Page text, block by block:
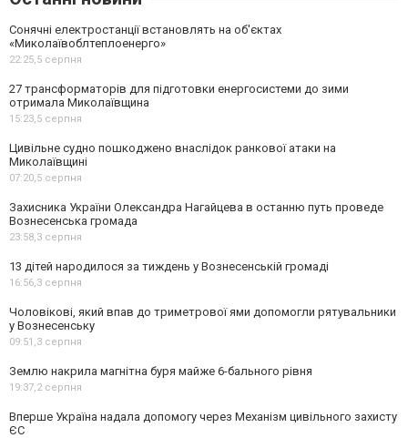
Сонячні електростанції встановлять на об'єктах
«Миколаївоблтеплоенерго»
22:25, 5 серпня
27 трансформаторів для підготовки енергосистеми до зими
отримала Миколаївщина
15:23, 5 серпня
Цивільне судно пошкоджено внаслідок ранкової атаки на
Миколаївщині
07:20, 5 серпня
Захисника України Олександра Нагайцева в останню путь проведе
Вознесенська громада
23:58, 3 серпня
13 дітей народилося за тиждень у Вознесенській громаді
16:56, 3 серпня
Чоловікові, який впав до триметрової ями допомогли рятувальники
у Вознесенську
09:51, 3 серпня
Землю накрила магнітна буря майже 6-бального рівня
19:37, 2 серпня
Вперше Україна надала допомогу через Механізм цивільного захисту
ЄС